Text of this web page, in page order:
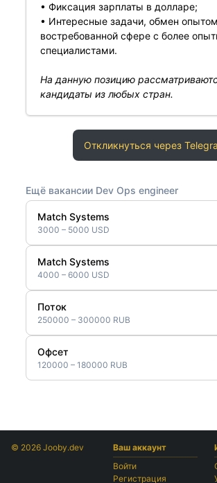
• Фиксация зарплаты в долларе;
• Интересные задачи, обмен
востребованной сфере с более
специалистами.
На данную позицию
кандидаты из любых стран.
Откликнуться через
Ещё вакансии Dev Ops engineer
Match Systems
3000 – 5000 USD
Match Systems
4000 – 6000 USD
Поток
250000 – 300000 RUB
Офсет
120000 – 180000 RUB
© 2026 Jooby.dev
Ваш аккаунт
Войти
Регистрация